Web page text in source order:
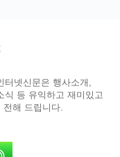
터넷신문은 행사소개,
식 등 유익하고 재미있고
전해 드립니다.
유공유
공유